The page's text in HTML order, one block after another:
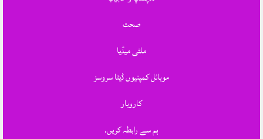
صحت
ملٹی میڈیا
موبائل کمپنیوں ڈیٹا سروسز
کاروبار
ہم سے رابطہ کریں.